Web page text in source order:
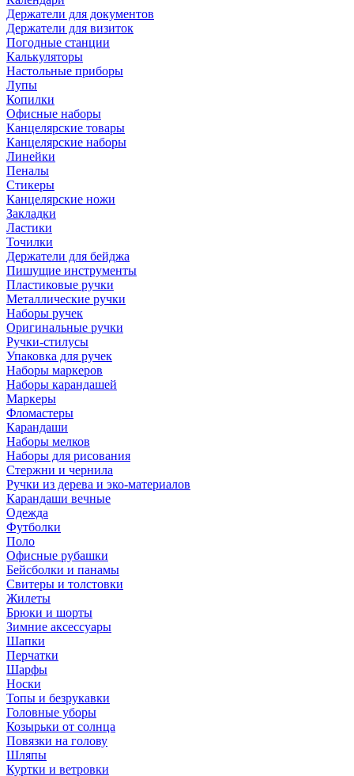
Держатели для документов
Держатели для визиток
Погодные станции
Калькуляторы
Настольные приборы
Лупы
Копилки
Офисные наборы
Канцелярские товары
Канцелярские наборы
Линейки
Пеналы
Стикеры
Канцелярские ножи
Закладки
Ластики
Точилки
Держатели для бейджа
Пишущие инструменты
Пластиковые ручки
Металлические ручки
Наборы ручек
Оригинальные ручки
Ручки-стилусы
Упаковка для ручек
Наборы маркеров
Наборы карандашей
Маркеры
Фломастеры
Карандаши
Наборы мелков
Наборы для рисования
Стержни и чернила
Ручки из дерева и эко-материалов
Карандаши вечные
Одежда
Футболки
Поло
Офисные рубашки
Бейсболки и панамы
Свитеры и толстовки
Жилеты
Брюки и шорты
Зимние аксессуары
Шапки
Перчатки
Шарфы
Носки
Топы и безрукавки
Головные уборы
Козырьки от солнца
Повязки на голову
Шляпы
Куртки и ветровки